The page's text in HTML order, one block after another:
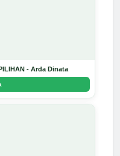
- Arda Dinata